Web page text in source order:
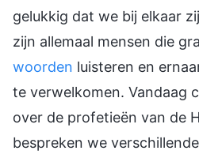
gelukkig dat we bij elkaar
zijn allemaal mensen die
woorden luisteren en
te verwelkomen. Vandaag
over de profetieën van de
bespreken we